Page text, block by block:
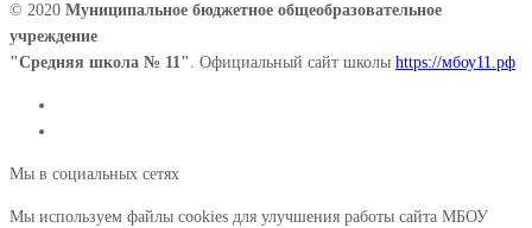
© 2020 Муниципальное бюджетное общеобразовательное
учреждение
"Средняя школа № 11" . Официальный сайт школы https://мбоу11.рф
Мы в социальных сетях
Мы используем файлы cookies для улучшения работы сайта МБОУ